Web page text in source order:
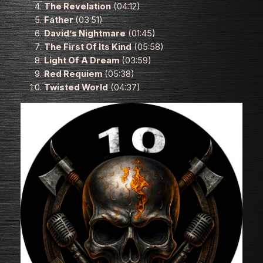
The Revelation(04:12)
Father(03:51)
David’s Nightmare(01:45)
The First Of Its Kind(05:58)
Light Of A Dream(03:59)
Red Requiem(05:38)
Twisted World(04:37)